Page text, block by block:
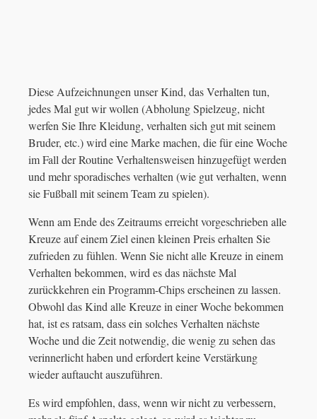
Diese Aufzeichnungen unser Kind, das Verhalten tun,
jedes Mal gut wir wollen (Abholung Spielzeug, nicht
werfen Sie Ihre Kleidung, verhalten sich gut mit seinem
Bruder, etc.) wird eine Marke machen, die für eine Woche
im Fall der Routine Verhaltensweisen hinzugefügt werden
und mehr sporadisches verhalten (wie gut verhalten, wenn
sie Fußball mit seinem Team zu spielen).
Wenn am Ende des Zeitraums erreicht vorgeschrieben alle
Kreuze auf einem Ziel einen kleinen Preis erhalten Sie
zufrieden zu fühlen. Wenn Sie nicht alle Kreuze in einem
Verhalten bekommen, wird es das nächste Mal
zurückkehren ein Programm-Chips erscheinen zu lassen.
Obwohl das Kind alle Kreuze in einer Woche bekommen
hat, ist es ratsam, dass ein solches Verhalten nächste
Woche und die Zeit notwendig, die wenig zu sehen das
verinnerlicht haben und erfordert keine Verstärkung
wieder auftaucht auszuführen.
Es wird empfohlen, dass, wenn wir nicht zu verbessern,